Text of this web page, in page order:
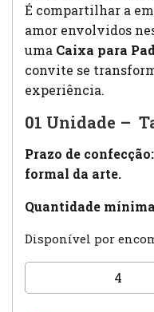
É compartilhar a
amor envolvidos
uma Caixa para
convite se
experiência.
01 Unidade –
Prazo de
formal da arte.
Quantidade
Disponível por
Caixa para
25 x 9 com sobre